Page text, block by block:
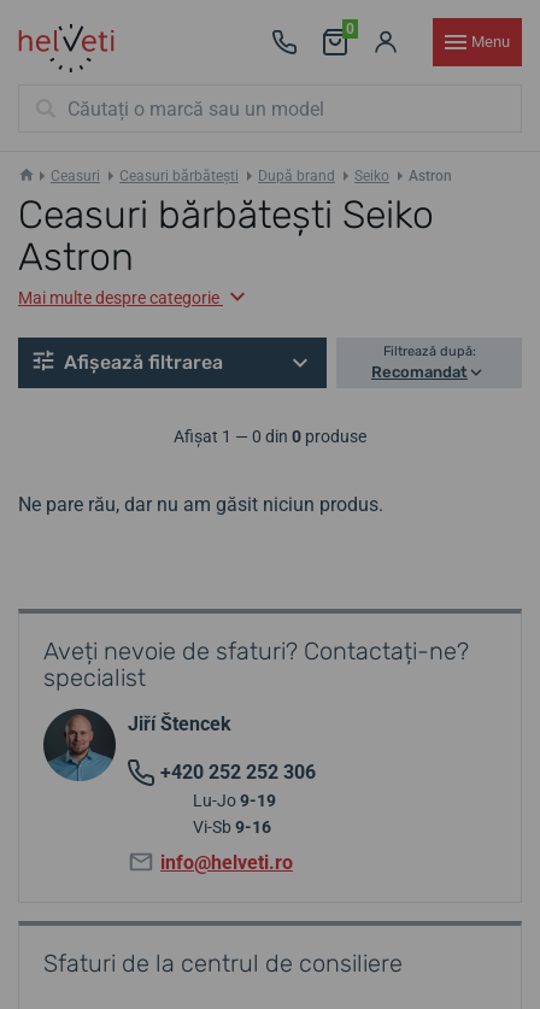
0
Menu
Ceasuri Ceasuri bărbătești După brand Seiko Astron
Ceasuri bărbătești Seiko
Astron
Mai multe despre categorie
Afișează filtrarea Filtrează după:
Recomandat
Afișat 1 — 0 din 0 produse
Ne pare rău, dar nu am găsit niciun produs.
Aveți nevoie de sfaturi? Contactați-ne?
specialist
Jiří Štencek
+420 252 252 306
Lu-Jo9-19
Vi-Sb 9-16
info@helveti.ro
Sfaturi de la centrul de consiliere